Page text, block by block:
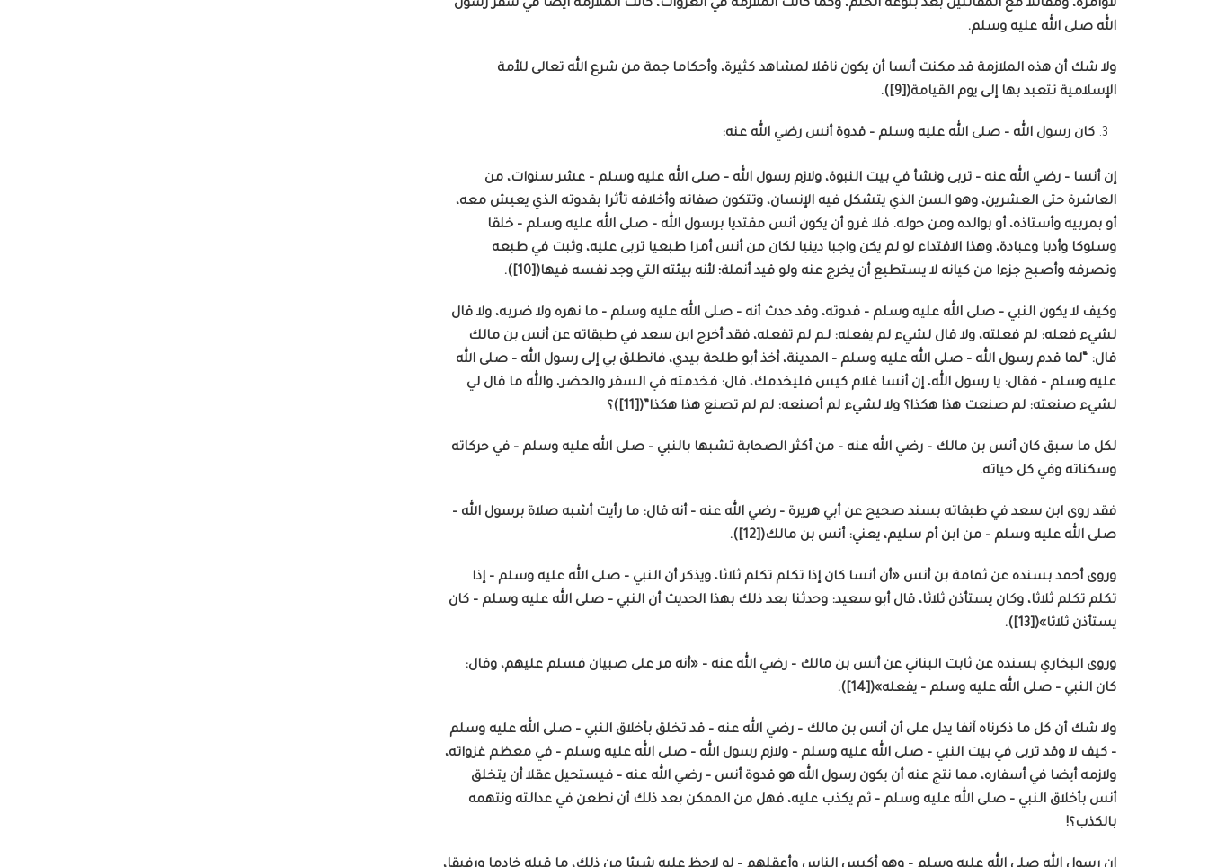
لأوامره، ومقاتلا مع المقاتلين بعد بلوغه الحلم، وكما كانت الملازمة في الغزوات، كانت الملازمة أيضا في سفر رسول
الله صلى الله عليه وسلم.
ولا شك أن هذه الملازمة قد مكنت أنسا أن يكون ناقلا لمشاهد كثيرة، وأحكاما جمة من شرع الله تعالى للأمة
الإسلامية تتعبد بها إلى يوم القيامة([9]).
كان رسول الله – صلى الله عليه وسلم – قدوة أنس رضي الله عنه:
إن أنسا – رضي الله عنه – تربى ونشأ في بيت النبوة، ولازم رسول الله – صلى الله عليه وسلم – عشر سنوات، من
العاشرة حتى العشرين، وهو السن الذي يتشكل فيه الإنسان، وتتكون صفاته وأخلاقه تأثرا بقدوته الذي يعيش معه،
أو بمربيه وأستاذه، أو بوالده ومن حوله. فلا غرو أن يكون أنس مقتديا برسول الله – صلى الله عليه وسلم – خلقا
وسلوكا وأدبا وعبادة، وهذا الاقتداء لو لم يكن واجبا دينيا لكان من أنس أمرا طبعيا تربى عليه، وثبت في طبعه
وتصرفه وأصبح جزءا من كيانه لا يستطيع أن يخرج عنه ولو قيد أنملة؛ لأنه بيئته التي وجد نفسه فيها([10]).
وكيف لا يكون النبي – صلى الله عليه وسلم – قدوته، وقد حدث أنه – صلى الله عليه وسلم – ما نهره ولا ضربه، ولا قال
لشيء فعله: لم فعلته، ولا قال لشيء لم يفعله: لـم لم تفعله، فقد أخرج ابن سعد في طبقاته عن أنس بن مالك
قال: “لما قدم رسول الله – صلى الله عليه وسلم – المدينة، أخذ أبو طلحة بيدي، فانطلق بي إلى رسول الله – صلى الله
عليه وسلم – فقال: يا رسول الله، إن أنسا غلام كيس فليخدمك، قال: فخدمته في السفر والحضر، والله ما قال لي
لشيء صنعته: لم صنعت هذا هكذا؟ ولا لشيء لم أصنعه: لم لم تصنع هذا هكذا”([11])؟
لكل ما سبق كان أنس بن مالك – رضي الله عنه – من أكثر الصحابة تشبها بالنبي – صلى الله عليه وسلم – في حركاته
وسكناته وفي كل حياته.
فقد روى ابن سعد في طبقاته بسند صحيح عن أبي هريرة – رضي الله عنه – أنه قال: ما رأيت أشبه صلاة برسول الله –
صلى الله عليه وسلم – من ابن أم سليم، يعني: أنس بن مالك([12]).
وروى أحمد بسنده عن ثمامة بن أنس «أن أنسا كان إذا تكلم تكلم ثلاثا، ويذكر أن النبي – صلى الله عليه وسلم – إذا
تكلم تكلم ثلاثا، وكان يستأذن ثلاثا، قال أبو سعيد: وحدثنا بعد ذلك بهذا الحديث أن النبي – صلى الله عليه وسلم – كان
يستأذن ثلاثا»([13]).
وروى البخاري بسنده عن ثابت البناني عن أنس بن مالك – رضي الله عنه – «أنه مر على صبيان فسلم عليهم، وقال:
كان النبي – صلى الله عليه وسلم – يفعله»([14]).
ولا شك أن كل ما ذكرناه آنفا يدل على أن أنس بن مالك – رضي الله عنه – قد تخلق بأخلاق النبي – صلى الله عليه وسلم
– كيف لا وقد تربى في بيت النبي – صلى الله عليه وسلم – ولازم رسول الله – صلى الله عليه وسلم – في معظم غزواته،
ولازمه أيضا في أسفاره، مما نتج عنه أن يكون رسول الله هو قدوة أنس – رضي الله عنه – فيستحيل عقلا أن يتخلق
أنس بأخلاق النبي – صلى الله عليه وسلم – ثم يكذب عليه، فهل من الممكن بعد ذلك أن نطعن في عدالته ونتهمه
بالكذب؟!